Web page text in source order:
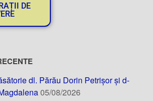
DE
dl. Părău Dorin Petrișor și d-
05/08/2026